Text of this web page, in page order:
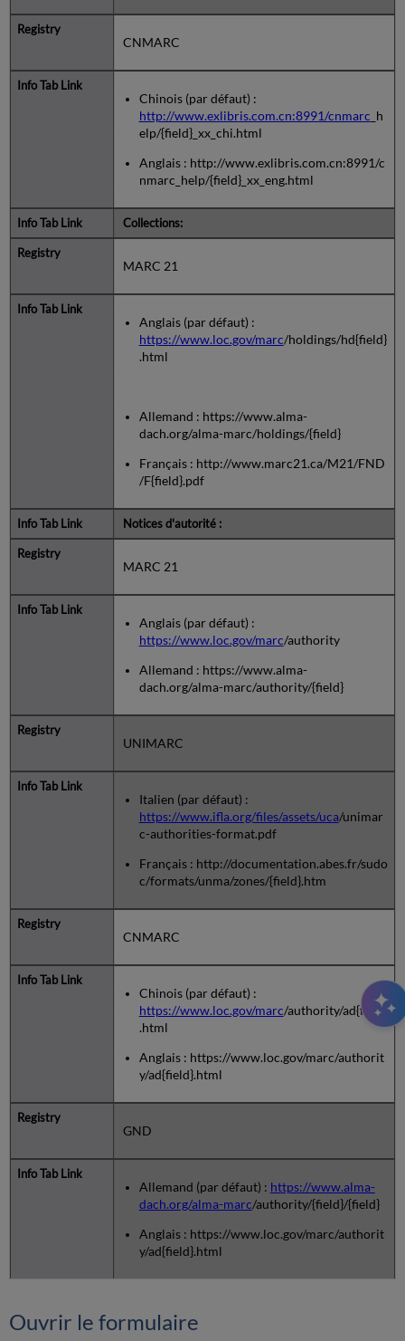
CNMARC
Chinois (par défaut) :
http://www.exlibris.com.cn:8991/cnmarc _h
elp/{field}_xx_chi.html
Anglais : http://www.exlibris.com.cn:8991/c
nmarc_help/{field}_xx_eng.html
Collections:
MARC 21
Anglais (par défaut) :
https://www.loc.gov/marc/holdings/hd{field}
.html
Allemand : https://www.alma-
dach.org/alma-marc/holdings/{field}
Français : http://www.marc21.ca/M21/FND
/F{field}.pdf
Notices d'autorité :
MARC 21
Anglais (par défaut) :
https://www.loc.gov/marc/authority
Allemand : https://www.alma-
dach.org/alma-marc/authority/{field}
UNIMARC
Italien (par défaut) :
https://www.ifla.org/files/assets/uca/unimar
c-authorities-format.pdf
Français : http://documentation.abes.fr/sudo
c/formats/unma/zones/{field}.htm
CNMARC
Chinois (par défaut) :
https://www.loc.gov/marc/authority/ad{field}
.html
Anglais : https://www.loc.gov/marc/authorit
y/ad{field}.html
GND
Allemand (par défaut) : https://www.alma-
dach.org/alma-marc/authority/{field}/{field}
Anglais : https://www.loc.gov/marc/authorit
y/ad{field}.html
Ouvrir le formulaire